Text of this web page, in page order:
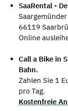
SaaRental -
66119
Online
Call a Bike in
Bahn.
Zahlen Sie 1
pro Tag.
Kostenfreie